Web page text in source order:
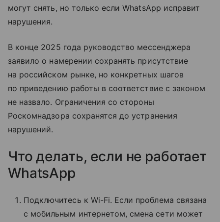
могут снять, но только если WhatsApp исправит
нарушения.
В конце 2025 года руководство мессенджера
заявило о намерении сохранять присутствие
на российском рынке, но конкретных шагов
по приведению работы в соответствие с законом
не назвало. Ограничения со стороны
Роскомнадзора сохранятся до устранения
нарушений.
Что делать, если не работает
WhatsApp
Подключитесь к Wi-Fi. Если проблема связана
с мобильным интернетом, смена сети может